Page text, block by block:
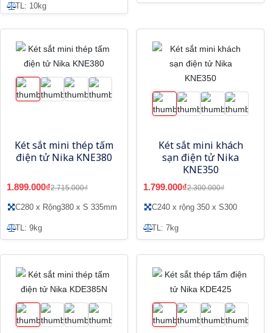
TL: 10kg
Két sắt mini thép tấm
điện tử Nika KNE380
1.899.000₫2.715.000₫
C280 x Rộng380 x S 335mm
TL: 9kg
Két sắt mini khách
sạn điện tử Nika
KNE350
1.799.000₫2.300.000₫
C240 x rộng 350 x S300
TL: 7kg